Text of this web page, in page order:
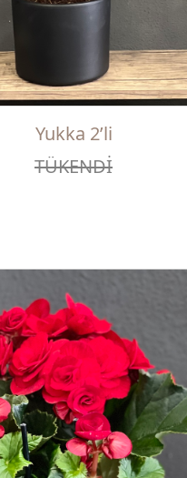
Yukka 2’li
TÜKENDİ